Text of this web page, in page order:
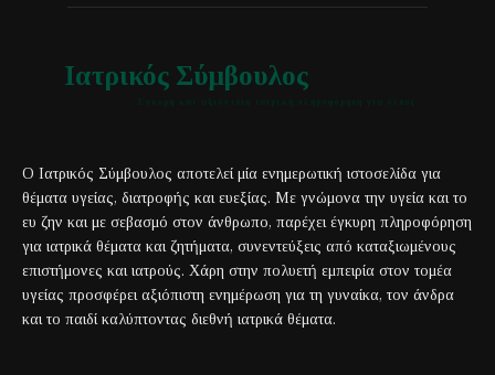
Ιατρικός Σύμβουλος
Ο Ιατρικός Σύμβουλος αποτελεί μία ενημερωτική ιστοσελίδα για
θέματα υγείας, διατροφής και ευεξίας. Με γνώμονα την υγεία και το
ευ ζην και με σεβασμό στον άνθρωπο, παρέχει έγκυρη πληροφόρηση
για ιατρικά θέματα και ζητήματα, συνεντεύξεις από καταξιωμένους
επιστήμονες και ιατρούς. Χάρη στην πολυετή εμπειρία στον τομέα
υγείας προσφέρει αξιόπιστη ενημέρωση για τη γυναίκα, τον άνδρα
και το παιδί καλύπτοντας διεθνή ιατρικά θέματα.